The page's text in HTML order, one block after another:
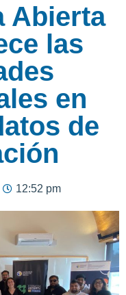
Abierta
las
en
de
12:52 pm